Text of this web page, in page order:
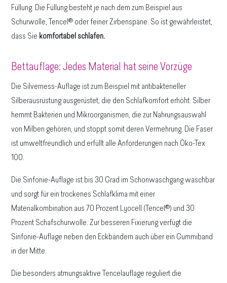
Füllung. Die Füllung besteht je nach dem zum Beispiel aus
Schurwolle, Tencel® oder feiner Zirbenspäne. So ist gewährleistet,
dass Sie komfortabel schlafen.
Bettauflage: Jedes Material hat seine Vorzüge
Die Silverness-Auflage ist zum Beispiel mit antibakterieller
Silberausrüstung ausgerüstet, die den Schlafkomfort erhöht. Silber
hemmt Bakterien und Mikroorganismen, die zur Nahrungsauswahl
von Milben gehören, und stoppt somit deren Vermehrung. Die Faser
ist umweltfreundlich und erfüllt alle Anforderungen nach Öko-Tex
100.
Die Sinfonie-Auflage ist bis 30 Grad im Schonwaschgang waschbar
und sorgt für ein trockenes Schlafklima mit einer
Materialkombination aus 70 Prozent Lyocell (Tencel®) und 30
Prozent Schafschurwolle. Zur besseren Fixierung verfügt die
Sinfonie-Auflage neben den Eckbändern auch über ein Gummiband
in der Mitte.
Die besonders atmungsaktive Tencelauflage reguliert die